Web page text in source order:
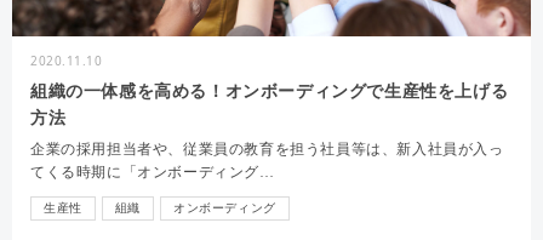
2020.11.10
組織の一体感を高める！オンボーディングで生産性を上げる
方法
企業の採用担当者や、従業員の教育を担う社員等は、新入社員が入っ
てくる時期に「オンボーディング…
生産性 組織 オンボーディング